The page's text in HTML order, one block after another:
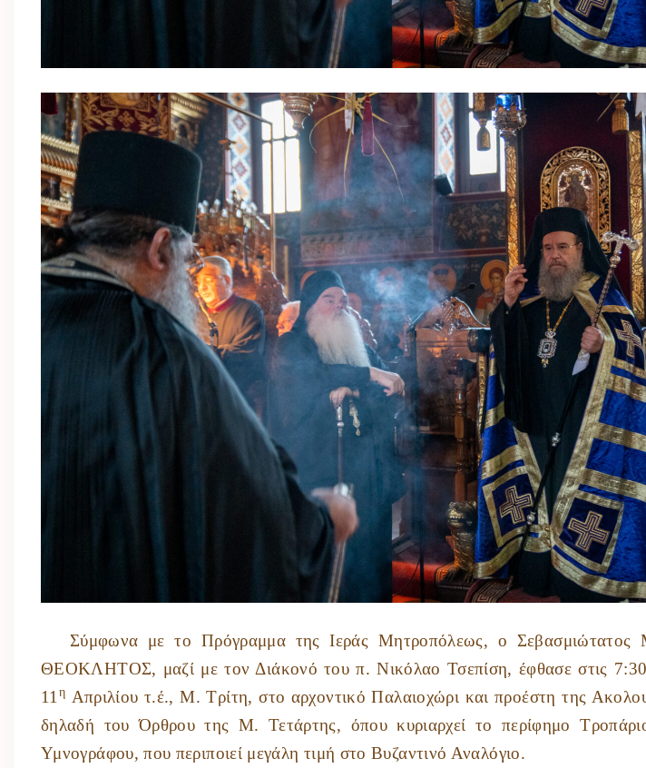
Σύμφωνα με το Πρόγραμμα της Ιεράς Μητροπόλεως, ο Σεβασμιώτατος
ΘΕΟΚΛΗΤΟΣ, μαζί με τον Διάκονό του π. Νικόλαο Τσεπίση, έφθασε στις
11η Απριλίου τ.έ., Μ. Τρίτη, στο αρχοντικό Παλαιοχώρι και προέστη της
δηλαδή του Όρθρου της Μ. Τετάρτης, όπου κυριαρχεί το περίφημο
Υμνογράφου, που περιποιεί μεγάλη τιμή στο Βυζαντινό Αναλόγιο.